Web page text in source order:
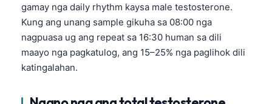
gamay nga daily rhythm kaysa male testosterone.
Kung ang unang sample gikuha sa 08:00 nga
nagpuasa ug ang repeat sa 16:30 human sa dili
maayo nga pagkatulog, ang 15–25% nga paglihok dili
katingalahan.